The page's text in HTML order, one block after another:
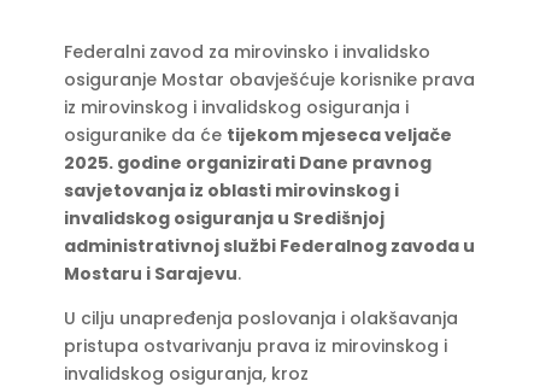
Federalni zavod za mirovinsko i invalidsko
osiguranje Mostar obavješćuje korisnike prava
iz mirovinskog i invalidskog osiguranja i
osiguranike da će tijekom mjeseca veljače
2025. godine organizirati Dane pravnog
savjetovanja iz oblasti mirovinskog i
invalidskog osiguranja u Središnjoj
administrativnoj službi Federalnog zavoda u
Mostaru i Sarajevu.
U cilju unapređenja poslovanja i olakšavanja
pristupa ostvarivanju prava iz mirovinskog i
invalidskog osiguranja, kroz